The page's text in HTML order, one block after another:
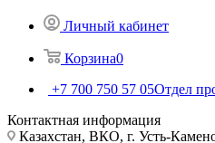
Личный кабинет
Корзина0
+7 700 750 57 05Отдел
Контактная информация
Казахстан, ВКО, г. Усть-